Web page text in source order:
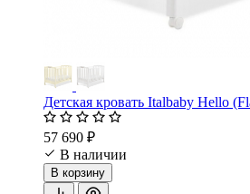
Детская кровать Italbaby Hello
57 690 ₽
В наличии
В корзину